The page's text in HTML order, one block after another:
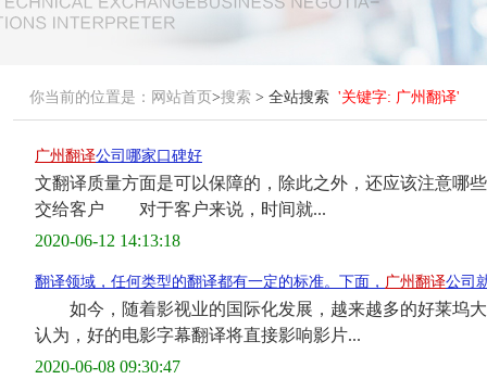
你当前的位置是： 网站首页 >搜索 > 全站搜索 '关键字: 广州翻译'
广州翻译公司哪家口碑好
文翻译质量方面是可以保障的，除此之外，还应该注意哪
交给客户 对于客户来说，时间就...
2020-06-12 14:13:18
翻译领域，任何类型的翻译都有一定的标准。下面， 广州翻译公司​
如今，随着影视业的国际化发展，越来越多的好莱坞大
认为，好的电影字幕翻译将直接影响影片...
2020-06-08 09:30:47